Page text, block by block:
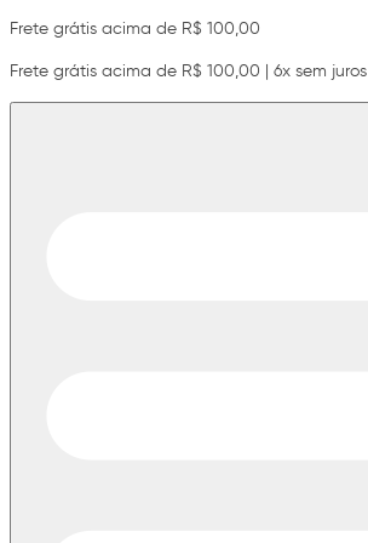
Frete grátis acima de R$ 100,00
Frete grátis acima de R$ 100,00 | 6x sem juros